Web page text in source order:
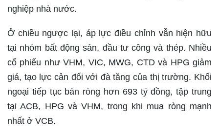
nghiệp nhà nước.
Ở chiều ngược lại, áp lực điều chỉnh vẫn hiện hữu
tại nhóm bất động sản, đầu tư công và thép. Nhiều
cổ phiếu như VHM, VIC, MWG, CTD và HPG giảm
giá, tạo lực cản đối với đà tăng của thị trường. Khối
ngoại tiếp tục bán ròng hơn 693 tỷ đồng, tập trung
tại ACB, HPG và VHM, trong khi mua ròng mạnh
nhất ở VCB.